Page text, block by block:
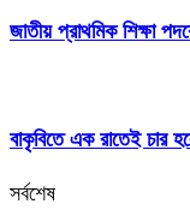
জাতীয় প্রাথমিক শিক্ষা
বাকৃবিতে এক রাতেই চার
সর্বশেষ